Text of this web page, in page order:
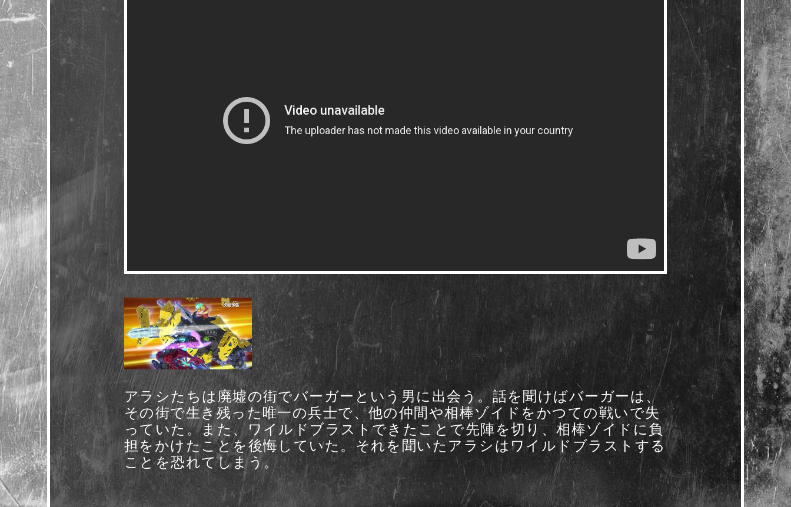
アラシたちは廃墟の街でバーガーという男に出会う。話を聞けばバーガーは、
その街で生き残った唯一の兵士で、他の仲間や相棒ゾイドをかつての戦いで失
っていた。また、ワイルドブラストできたことで先陣を切り、相棒ゾイドに負
担をかけたことを後悔していた。それを聞いたアラシはワイルドブラストする
ことを恐れてしまう。